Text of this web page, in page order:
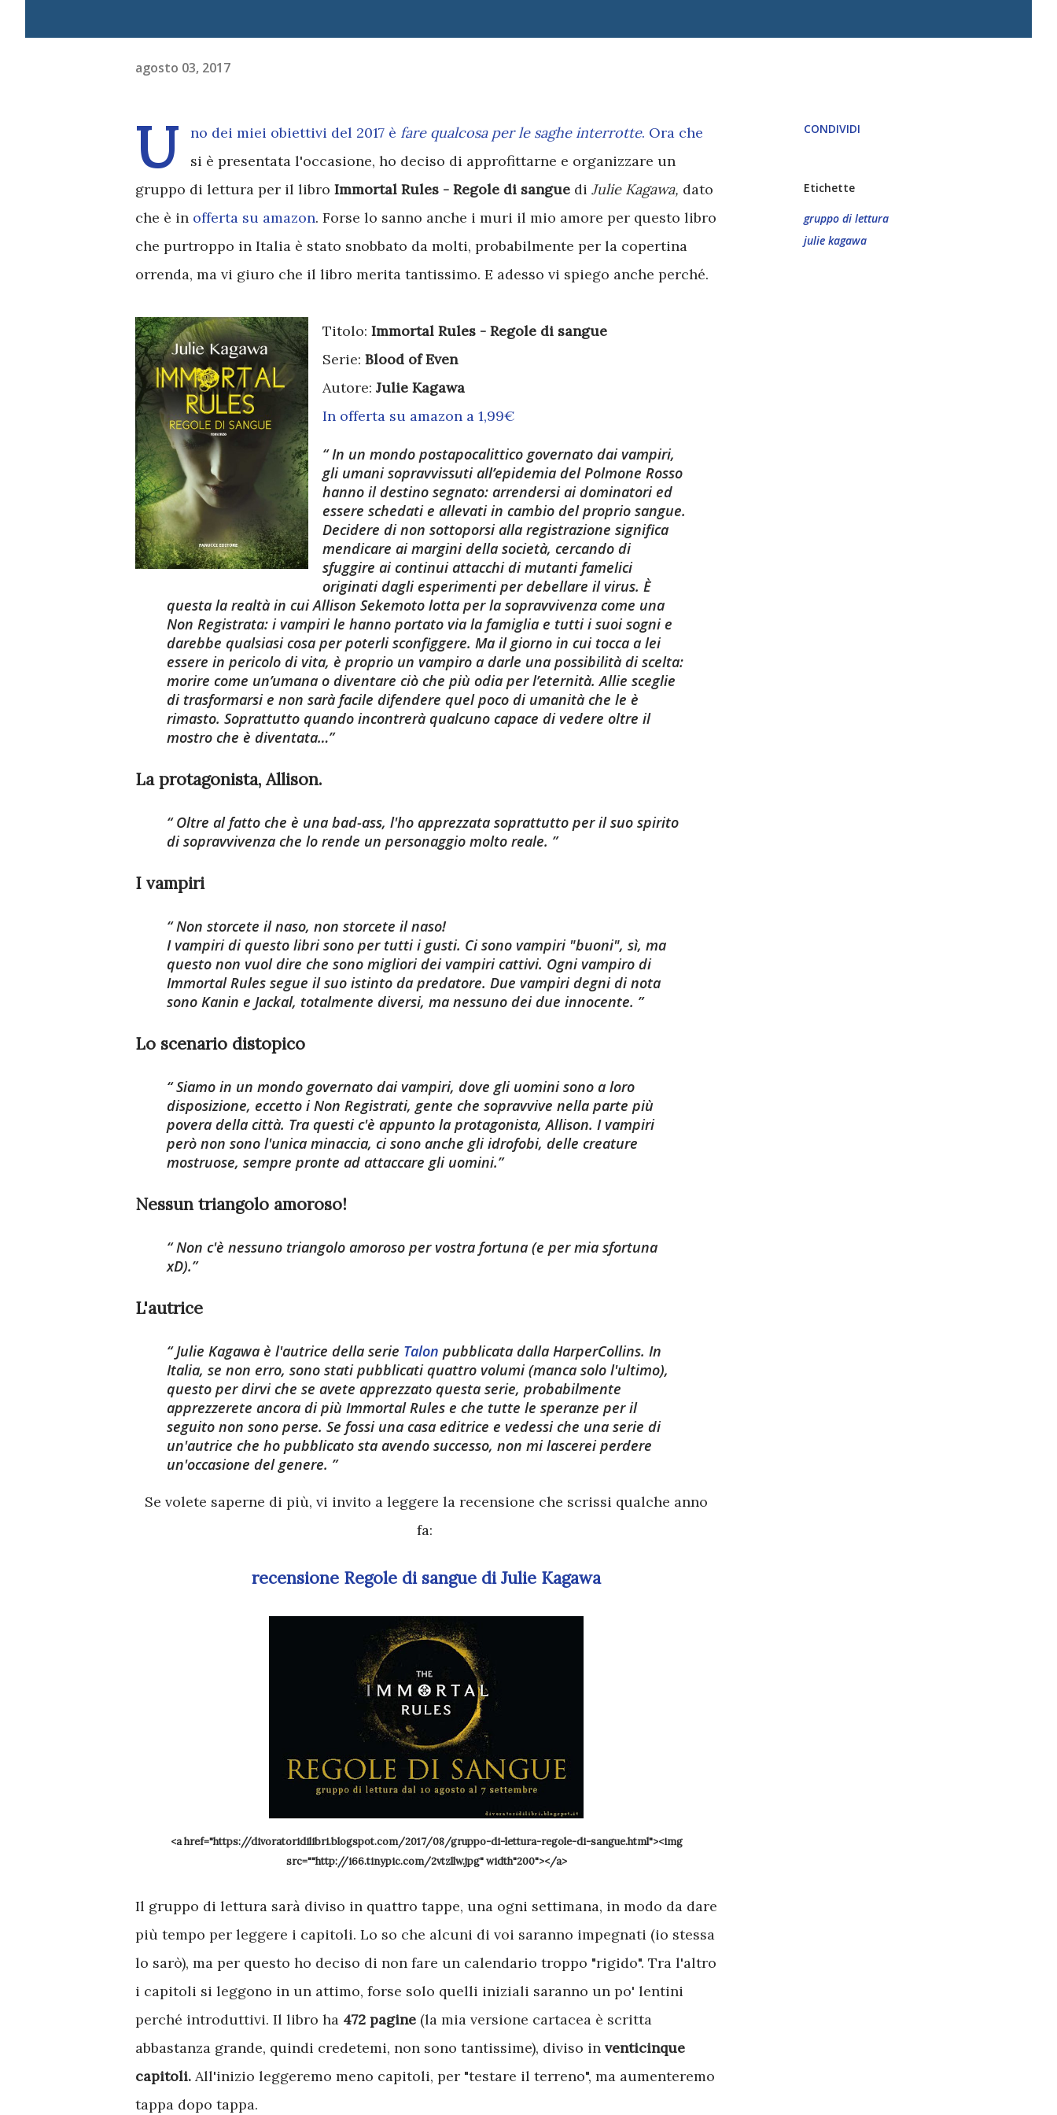
agosto 03, 2017
U no dei miei obiettivi del 2017 è fare qualcosa per le saghe interrotte. Ora che
si è presentata l'occasione, ho deciso di approfittarne e organizzare un
gruppo di lettura per il libro Immortal Rules - Regole di sangue di Julie Kagawa, dato
che è in offerta su amazon. Forse lo sanno anche i muri il mio amore per questo libro
che purtroppo in Italia è stato snobbato da molti, probabilmente per la copertina
orrenda, ma vi giuro che il libro merita tantissimo. E adesso vi spiego anche perché.
Titolo: Immortal Rules - Regole di sangue
Serie: Blood of Even
Autore: Julie Kagawa
In offerta su amazon a 1,99€
In un mondo postapocalittico governato dai vampiri,
gli umani sopravvissuti all’epidemia del Polmone Rosso
hanno il destino segnato: arrendersi ai dominatori ed
essere schedati e allevati in cambio del proprio sangue.
Decidere di non sottoporsi alla registrazione significa
mendicare ai margini della società, cercando di
sfuggire ai continui attacchi di mutanti famelici
originati dagli esperimenti per debellare il virus. È
questa la realtà in cui Allison Sekemoto lotta per la sopravvivenza come una
Non Registrata: i vampiri le hanno portato via la famiglia e tutti i suoi sogni e
darebbe qualsiasi cosa per poterli sconfiggere. Ma il giorno in cui tocca a lei
essere in pericolo di vita, è proprio un vampiro a darle una possibilità di scelta:
morire come un’umana o diventare ciò che più odia per l’eternità. Allie sceglie
di trasformarsi e non sarà facile difendere quel poco di umanità che le è
rimasto. Soprattutto quando incontrerà qualcuno capace di vedere oltre il
mostro che è diventata…
La protagonista, Allison.
Oltre al fatto che è una bad-ass, l'ho apprezzata soprattutto per il suo spirito
di sopravvivenza che lo rende un personaggio molto reale.
I vampiri
Non storcete il naso, non storcete il naso!
I vampiri di questo libri sono per tutti i gusti. Ci sono vampiri "buoni", sì, ma
questo non vuol dire che sono migliori dei vampiri cattivi. Ogni vampiro di
Immortal Rules segue il suo istinto da predatore. Due vampiri degni di nota
sono Kanin e Jackal, totalmente diversi, ma nessuno dei due innocente.
Lo scenario distopico
Siamo in un mondo governato dai vampiri, dove gli uomini sono a loro
disposizione, eccetto i Non Registrati, gente che sopravvive nella parte più
povera della città. Tra questi c'è appunto la protagonista, Allison. I vampiri
però non sono l'unica minaccia, ci sono anche gli idrofobi, delle creature
mostruose, sempre pronte ad attaccare gli uomini.
Nessun triangolo amoroso!
Non c'è nessuno triangolo amoroso per vostra fortuna (e per mia sfortuna
xD).
L'autrice
Julie Kagawa è l'autrice della serie Talon pubblicata dalla HarperCollins. In
Italia, se non erro, sono stati pubblicati quattro volumi (manca solo l'ultimo),
questo per dirvi che se avete apprezzato questa serie, probabilmente
apprezzerete ancora di più Immortal Rules e che tutte le speranze per il
seguito non sono perse. Se fossi una casa editrice e vedessi che una serie di
un'autrice che ho pubblicato sta avendo successo, non mi lascerei perdere
un'occasione del genere.
Se volete saperne di più, vi invito a leggere la recensione che scrissi qualche anno
fa:
recensione Regole di sangue di Julie Kagawa
<a href="https://divoratoridilibri.blogspot.com/2017/08/gruppo-di-lettura-regole-di-sangue.html"><img
src=""http://i66.tinypic.com/2vtzllw.jpg" width"200"></a>
Il gruppo di lettura sarà diviso in quattro tappe, una ogni settimana, in modo da dare
più tempo per leggere i capitoli. Lo so che alcuni di voi saranno impegnati (io stessa
lo sarò), ma per questo ho deciso di non fare un calendario troppo "rigido". Tra l'altro
i capitoli si leggono in un attimo, forse solo quelli iniziali saranno un po' lentini
perché introduttivi. Il libro ha 472 pagine (la mia versione cartacea è scritta
abbastanza grande, quindi credetemi, non sono tantissime), diviso in venticinque
capitoli. All'inizio leggeremo meno capitoli, per "testare il terreno", ma aumenteremo
tappa dopo tappa.
CONDIVIDI
Etichette
gruppo di lettura
julie kagawa